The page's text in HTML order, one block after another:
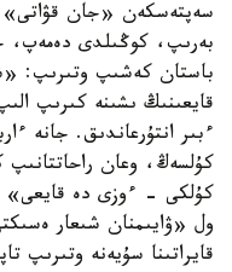
سەپتەسكەن «جان
بەرىپ، كوڭىلدى دەمەپ،
باستان كەشىپ وتىرىپ:
قايعىنىڭ ىشىنە كىرىپ
ءبىر انتۇرعاندىق. جانە
كۇلسەڭ، وعان راحاتتانىپ
كۇلكى - ءوزى دە
ول «ۋايىمنان شىعار
قايراتىنا سۇيەنە وتىرىپ